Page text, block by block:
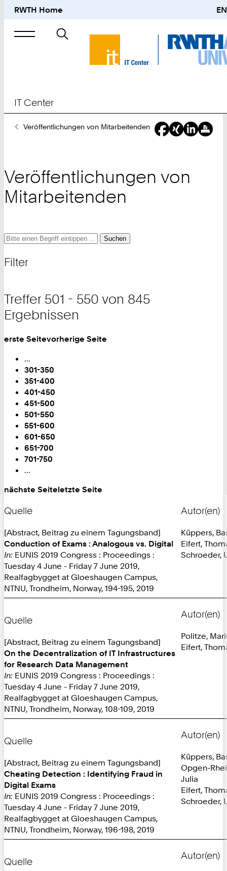
RWTH Home EN
Suche
nach
IT Center
SieVeröffentlichungen von Mitarbeitenden
Veröffentlichungen von
Mitarbeitenden
Suche
und
Suche
Suche
Filter
Treffer 501 - 550 von 845
Ergebnissen
Blättern
erste Seitevorherige Seite
...
301-350
351-400
401-450
451-500
Sie
sind
auf
Seite:
501-550
551-600
601-650
651-700
701-750
...
nächste Seiteletzte Seite
Quelle
[Abstract, Beitrag zu einem Tagungsband]
Conduction of Exams : Analogous vs. Digital
In: EUNIS 2019 Congress : Proceedings :
Tuesday 4 June - Friday 7 June 2019,
Realfagbygget at Gloeshaugen Campus,
NTNU, Trondheim, Norway, 194-195, 2019
Autor(en)
Küppers,
Eifert,
Schroeder,
Quelle
[Abstract, Beitrag zu einem Tagungsband]
On the Decentralization of IT Infrastructures
for Research Data Management
In: EUNIS 2019 Congress : Proceedings :
Tuesday 4 June - Friday 7 June 2019,
Realfagbygget at Gloeshaugen Campus,
NTNU, Trondheim, Norway, 108-109, 2019
Autor(en)
Politze,
Eifert,
Quelle
[Abstract, Beitrag zu einem Tagungsband]
Cheating Detection : Identifying Fraud in
Digital Exams
In: EUNIS 2019 Congress : Proceedings :
Tuesday 4 June - Friday 7 June 2019,
Realfagbygget at Gloeshaugen Campus,
NTNU, Trondheim, Norway, 196-198, 2019
Autor(en)
Küppers,
Opgen-
Julia
Eifert,
Schroeder,
Quelle
Autor(en)